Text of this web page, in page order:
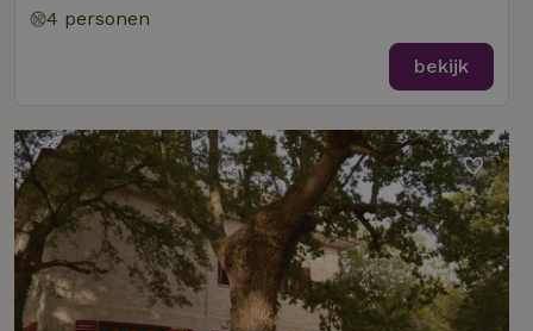
4 personen
bekijk